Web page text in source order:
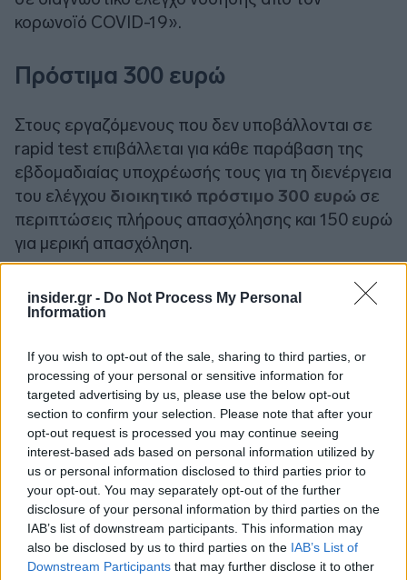
insider.gr - Do Not Process My Personal
Information
If you wish to opt-out of the sale, sharing to third parties, or
processing of your personal or sensitive information for
targeted advertising by us, please use the below opt-out
section to confirm your selection. Please note that after your
opt-out request is processed you may continue seeing
interest-based ads based on personal information utilized by
us or personal information disclosed to third parties prior to
your opt-out. You may separately opt-out of the further
disclosure of your personal information by third parties on the
IAB’s list of downstream participants. This information may
also be disclosed by us to third parties on the IAB’s List of
Downstream Participants that may further disclose it to other
κορωνοϊό COVID-19».
Πρόστιμα 300 ευρώ
Στους εργαζόμενους που δεν υποβάλλονται σε
rapid test επιβάλλεται για κάθε παράβαση της
εβδομαδιαίας υποχρέωσής τους για τη διενέργεια
του ελέγχου διοικητικό πρόστιμο 300 ευρώ σε
περιπτώσεις πλήρους απασχόλησης και 150 ευρώ
για μερική απασχόληση.